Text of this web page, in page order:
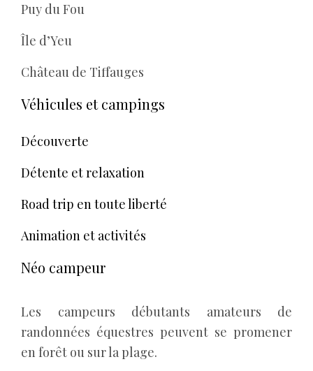
Puy du Fou
Île d’Yeu
Château de Tiffauges
Véhicules et campings
Découverte
Détente et relaxation
Road trip en toute liberté
Animation et activités
Néo campeur
Les campeurs débutants amateurs de
randonnées équestres peuvent se promener
en forêt ou sur la plage.